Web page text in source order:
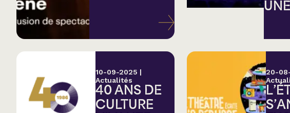
10-09-2025 |
Actualités
40 ANS DE
CULTURE
20-